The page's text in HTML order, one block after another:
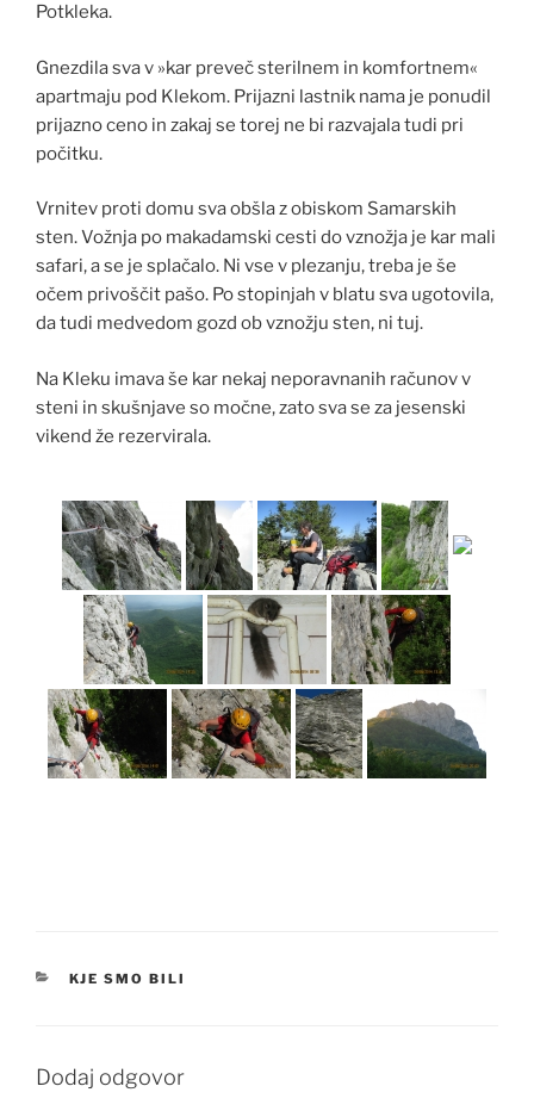
Potkleka.
Gnezdila sva v »kar preveč sterilnem in komfortnem«
apartmaju pod Klekom. Prijazni lastnik nama je ponudil
prijazno ceno in zakaj se torej ne bi razvajala tudi pri
počitku.
Vrnitev proti domu sva obšla z obiskom Samarskih
sten. Vožnja po makadamski cesti do vznožja je kar mali
safari, a se je splačalo. Ni vse v plezanju, treba je še
očem privoščit pašo. Po stopinjah v blatu sva ugotovila,
da tudi medvedom gozd ob vznožju sten, ni tuj.
Na Kleku imava še kar nekaj neporavnanih računov v
steni in skušnjave so močne, zato sva se za jesenski
vikend že rezervirala.
KATEGORIJE
KJE SMO BILI
Dodaj odgovor